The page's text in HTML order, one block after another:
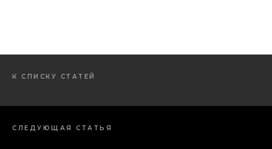
К СПИСКУ СТАТЕЙ
СЛЕДУЮЩАЯ СТАТЬЯ